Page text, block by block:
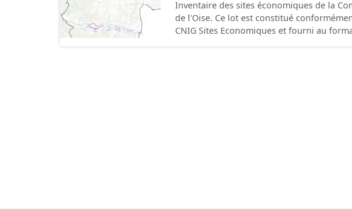
Inventaire des sites économiques de la
de l'Oise. Ce lot est constitué
CNIG Sites Economiques et fourni au